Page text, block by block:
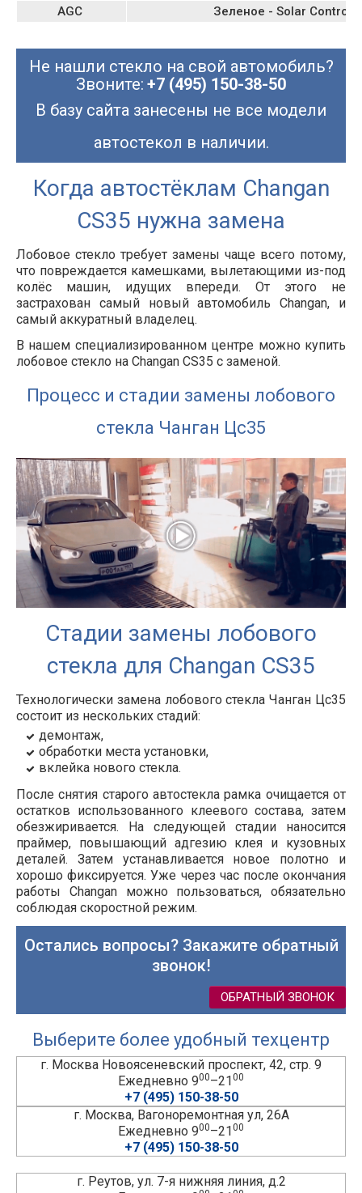
AGC
Зеленое - Solar Control-
Не нашли стекло на свой автомобиль?
Звоните: +7 (495) 150-38-50
В базу сайта занесены не все модели
автостекол в наличии.
Когда автостёклам Changan
CS35 нужна замена
Лобовое стекло требует замены чаще всего потому,
что повреждается камешками, вылетающими из-под
колёс машин, идущих впереди. От этого не
застрахован самый новый автомобиль Changan, и
самый аккуратный владелец.
В нашем специализированном центре можно купить
лобовое стекло на Changan CS35 с заменой.
Процесс и стадии замены лобового
стекла Чанган Цс35
Стадии замены лобового
стекла для Changan CS35
Технологически замена лобового стекла Чанган Цс35
состоит из нескольких стадий:
демонтаж,
обработки места установки,
вклейка нового стекла.
После снятия старого автостекла рамка очищается от
остатков использованного клеевого состава, затем
обезжиривается. На следующей стадии наносится
праймер, повышающий адгезию клея и кузовных
деталей. Затем устанавливается новое полотно и
хорошо фиксируется. Уже через час после окончания
работы Changan можно пользоваться, обязательно
соблюдая скоростной режим.
Остались вопросы? Закажите обратный
звонок!
ОБРАТНЫЙ ЗВОНОК
Выберите более удобный техцентр
г. Москва Новоясеневский проспект, 42, стр. 9
Ежедневно 900–2100
+7 (495) 150-38-50
г. Москва, Вагоноремонтная ул, 26А
Ежедневно 900–2100
+7 (495) 150-38-50
г. Реутов, ул. 7-я нижняя линия, д.2